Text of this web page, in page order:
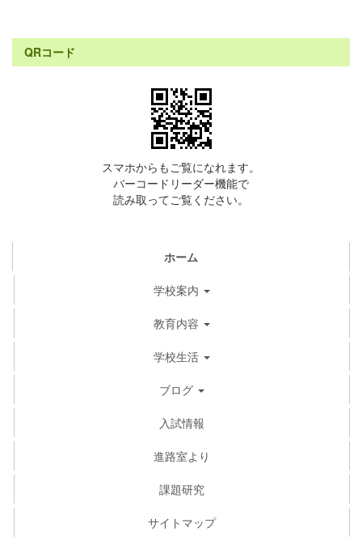
QRコード
スマホからもご覧になれます。
バーコードリーダー機能で
読み取ってご覧ください。
ホーム
学校案内
教育内容
学校生活
ブログ
入試情報
進路室より
課題研究
サイトマップ